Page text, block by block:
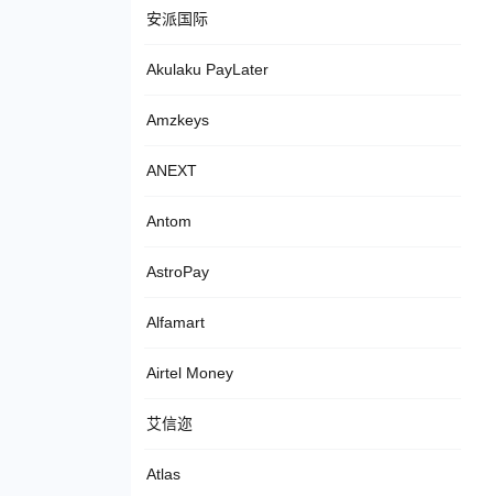
安派国际
Akulaku PayLater
Amzkeys
ANEXT
Antom
AstroPay
Alfamart
Airtel Money
艾信迩
Atlas